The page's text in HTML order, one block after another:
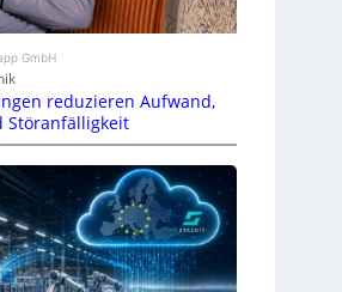
GmbH
reduzieren Aufwand,
Störanfälligkeit